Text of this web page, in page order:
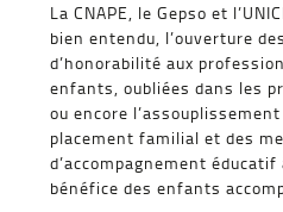
La CNAPE, le Gepso et
bien entendu, l’ouverture
d’honorabilité aux
enfants, oubliées dans les
ou encore
placement familial et des
d’accompagnement éducatif
bénéfice des enfants